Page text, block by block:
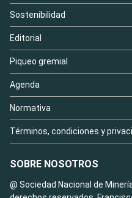
Sostenibilidad
Editorial
Piqueo gremial
Agenda
Normativa
Términos, condiciones y
SOBRE NOSOTROS
@ Sociedad Nacional de